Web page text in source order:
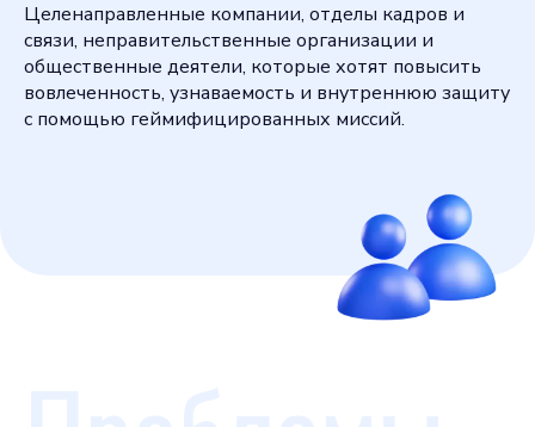
Целенаправленные компании, отделы кадров и
связи, неправительственные организации и
общественные деятели, которые хотят повысить
вовлеченность, узнаваемость и внутреннюю защиту
с помощью геймифицированных миссий.